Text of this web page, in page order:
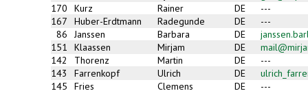
170
Kurz Rainer DE
---
167
Huber-Erdtmann Radegunde DE
---
86
Janssen Barbara DE
151
Klaassen Mirjam DE
142
Thorenz Martin DE
---
143
Farrenkopf Ulrich DE
145
Fries Clemens DE
---